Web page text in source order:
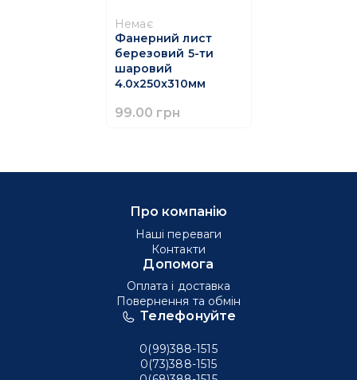
Немає
Фанерний лист
березовий 5-ти
шаровий
4.0x250x310мм
99.00 грн
Телефонуйте
0(99)388-1515
0(73)388-1515
Про компанію
Наші переваги
Контакти
Допомога
Оплата і доставка
Повернення та обмін